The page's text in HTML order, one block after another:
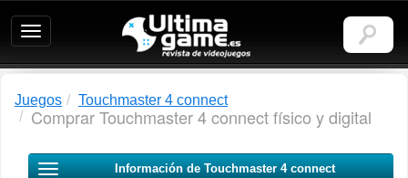
Ultimagame:
Revista
de
Juegos Touchmaster 4 connect
Comprar Touchmaster 4 connect físico y digital
Información de Touchmaster 4 connect